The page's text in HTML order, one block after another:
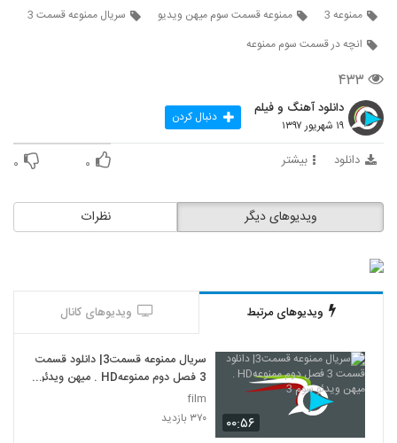
ممنوعه 3
ممنوعه قسمت سوم میهن ویدیو
سریال ممنوعه قسمت 3
انچه در قسمت سوم ممنوعه
۴۳۳
دانلود آهنگ و فیلم
۱۹ شهریور ۱۳۹۷ دنبال کردن
دانلود بیشتر ۰ ۰
نظرات ویدیوهای دیگر
ویدیوهای مرتبط ویدیوهای کانال
۰۰:۵۶
سریال ممنوعه قسمت3| دانلود قسمت
3 فصل دوم ممنوعهHD . میهن ویدئو
سوم 3
film
۳۷۰ بازدید